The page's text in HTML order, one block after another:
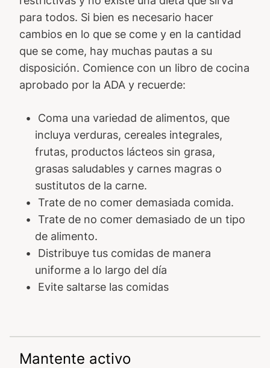
para todos. Si bien es necesario hacer
cambios en lo que se come y en la cantidad
que se come, hay muchas pautas a su
disposición. Comience con un libro de cocina
aprobado por la ADA y recuerde:
Coma una variedad de alimentos, que
incluya verduras, cereales integrales,
frutas, productos lácteos sin grasa,
grasas saludables y carnes magras o
sustitutos de la carne.
Trate de no comer demasiada comida.
Trate de no comer demasiado de un tipo
de alimento.
Distribuye tus comidas de manera
uniforme a lo largo del día
Evite saltarse las comidas
Mantente activo